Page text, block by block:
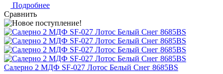
Подробнее
Сравнить
Салерно 2 МДФ SF-027 Лотос Белый Снег 8685BS